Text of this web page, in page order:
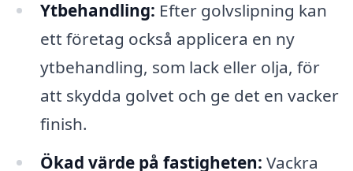
Ytbehandling: Efter golvslipning kan
ett företag också applicera en ny
ytbehandling, som lack eller olja, för
att skydda golvet och ge det en vacker
finish.
Ökad värde på fastigheten: Vackra